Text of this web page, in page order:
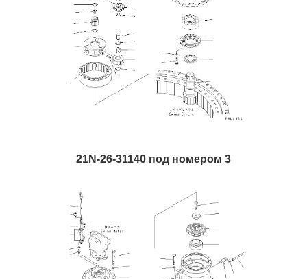
21N-26-31140 под номером 3